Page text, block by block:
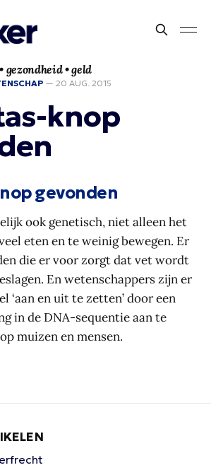
gezondheid • geld
— 20 AUG. 2015
knop
gevonden
ook genetisch, niet alleen het
eten en te weinig bewegen. Er
die er voor zorgt dat vet wordt
En wetenschappers zijn er
‘aan en uit te zetten’ door een
in de DNA-sequentie aan te
muizen en mensen.